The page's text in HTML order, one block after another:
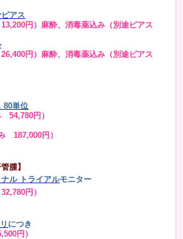
アス
円）麻酔、消毒薬込み（別途ピアス
円）麻酔、消毒薬込み（別途ピアス
80単位
54,780円）
187,000円）
腫】
ル トライアルモニター
円）
につき
円）